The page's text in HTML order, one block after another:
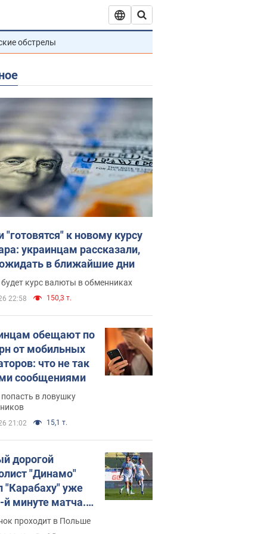
обстрелы
"готовятся" к новому курсу
украинцам рассказали,
в ближайшие дни
курс валюты в обменниках
22:58 150,3 т.
обещают по
от мобильных
что не так
сообщениями
попасть в ловушку
21:02 15,1 т.
дорогой
"Динамо"
"Карабаху" уже
й минуте матча.
проходит в Польше